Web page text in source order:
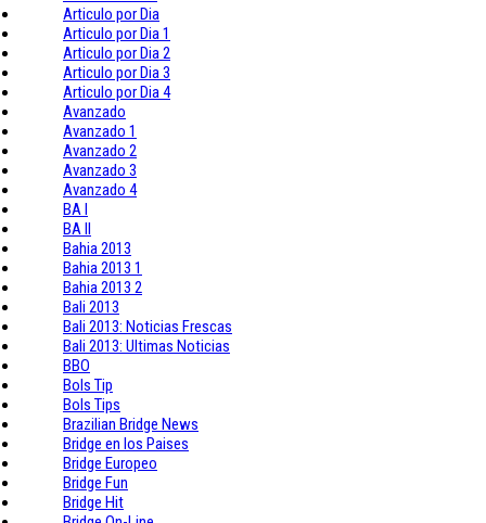
Articulo por Dia
Articulo por Dia 1
Articulo por Dia 2
Articulo por Dia 3
Articulo por Dia 4
Avanzado
Avanzado 1
Avanzado 2
Avanzado 3
Avanzado 4
BA I
BA II
Bahia 2013
Bahia 2013 1
Bahia 2013 2
Bali 2013
Bali 2013: Noticias Frescas
Bali 2013: Ultimas Noticias
BBO
Bols Tip
Bols Tips
Brazilian Bridge News
Bridge en los Paises
Bridge Europeo
Bridge Fun
Bridge Hit